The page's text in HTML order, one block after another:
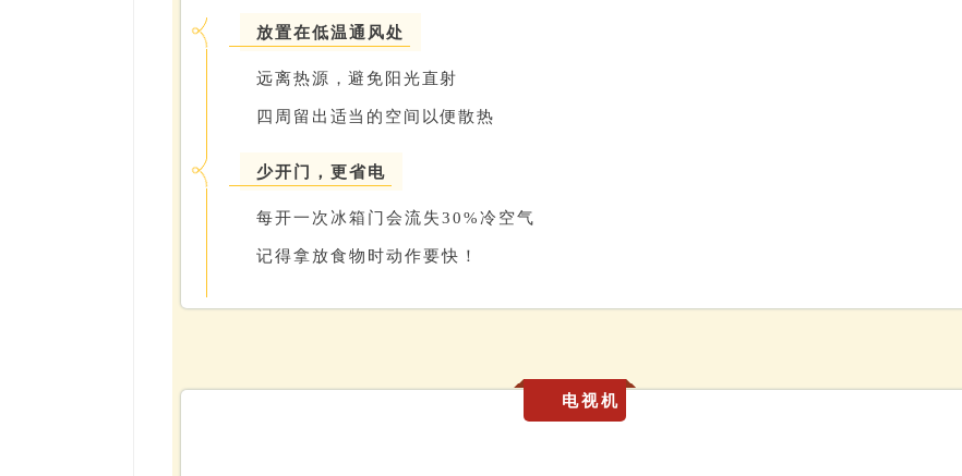
放置在低温通风处
远离热源，避免阳光直射
四周留出适当的空间以便散热
少开门，更省电
每开一次冰箱门会流失30%冷空气
记得拿放食物时动作要快！
电视机